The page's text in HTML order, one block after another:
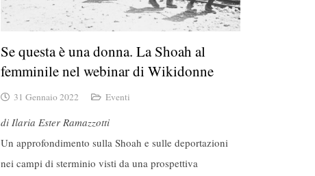
Se questa è una donna. La Shoah al
femminile nel webinar di Wikidonne
31 Gennaio 2022 Eventi
di Ilaria Ester Ramazzotti
Un approfondimento sulla Shoah e sulle deportazioni
nei campi di sterminio visti da una prospettiva